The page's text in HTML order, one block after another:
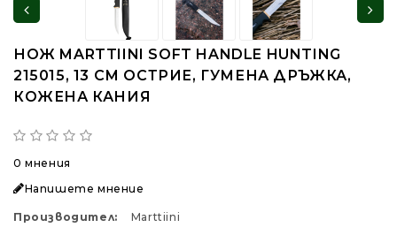
НОЖ MARTTIINI SOFT HANDLE HUNTING
215015, 13 СМ ОСТРИЕ, ГУМЕНА ДРЪЖКА,
КОЖЕНА КАНИЯ
0 мнения
Напишете мнение
Производител:
Marttiini